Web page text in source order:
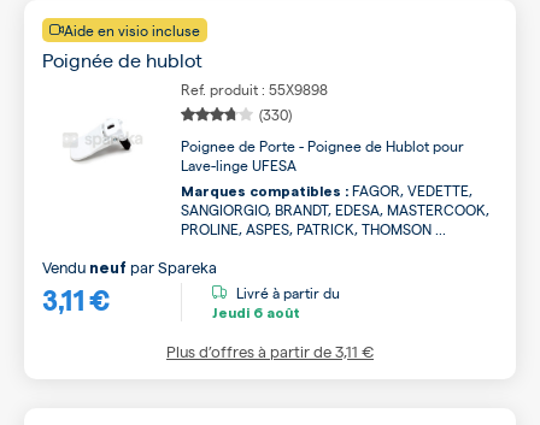
Aide en visio incluse
Poignée de hublot
Ref. produit : 55X9898
(330)
Poignee de Porte - Poignee de Hublot pour
Lave-linge UFESA
Marques compatibles : FAGOR, VEDETTE,
SANGIORGIO, BRANDT, EDESA, MASTERCOOK,
PROLINE, ASPES, PATRICK, THOMSON ...
3,11 €
Vendu neuf parSpareka
Livré à partir du
Jeudi 6 août
Plus d’offres à partir de3,11 €